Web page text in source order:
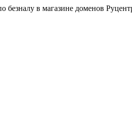
безналу в магазине доменов